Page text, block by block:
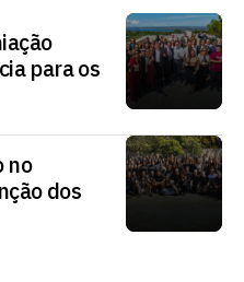
para os
no
dos